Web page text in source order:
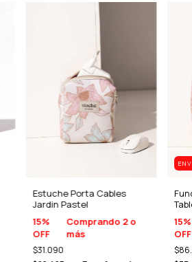
Estuche Porta Cables
Jardin Pastel
15%
OFF
Comprando 2 o
más
$31.090
15%
OFF